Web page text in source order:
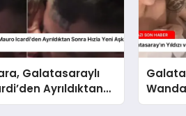
Galatasaraylı
Ayrıldıktan
Yeni Aşka Yelken